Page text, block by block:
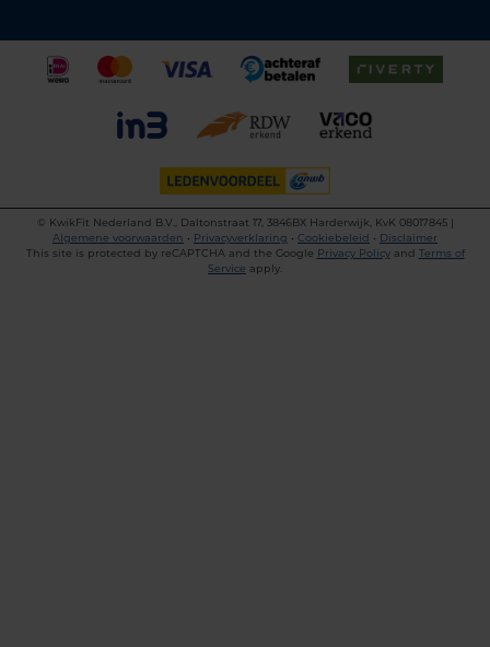
©
KwikFit Nederland B.V., Daltonstraat 17, 3846BX Harderwijk, KvK 08017845 |
Algemene voorwaarden • Privacyverklaring • Cookiebeleid • Disclaimer
This site is protected by reCAPTCHA and the Google Privacy Policyand Terms of
Service apply.